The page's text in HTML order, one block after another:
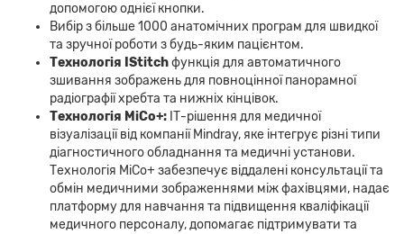
допомогою однієї кнопки.
Вибір з більше 1000 анатомічних програм для швидкої
та зручної роботи з будь-яким пацієнтом.
Технологія IStitchфункція для автоматичного
зшивання зображень для повноцінної панорамної
радіографії хребта та нижніх кінцівок.
Технологія MiCo+: ІТ-рішення для медичної
візуалізації від компанії Mindray, яке інтегрує різні типи
діагностичного обладнання та медичні установи.
Технологія MiCo+ забезпечує віддалені консультації та
обмін медичними зображеннями між фахівцями, надає
платформу для навчання та підвищення кваліфікації
медичного персоналу, допомагає підтримувати та